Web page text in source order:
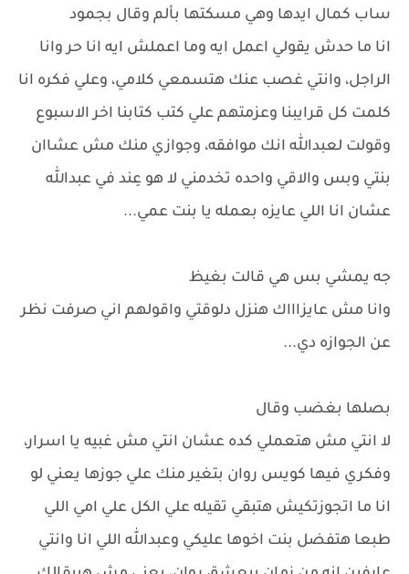
ساب كمال ايدها وهي مسكتها بألم وقال بجمود
انا ما حدش يقولي اعمل ايه وما اعملش ايه انا حر وانا
الراجل، وانتي غصب عنك هتسمعي كلامي، وعلي فكره انا
كلمت كل قرايبنا وعزمتهم علي كتب كتابنا اخر الاسبوع
وقولت لعبدالله انك موافقه، وجوازي منك مش عشاان
بنتي وبس والاقي واحده تخدمني لا هو عِند في عبدالله
عشان انا اللي عايزه بعمله يا بنت عمي...
جه يمشي بس هي قالت بغيظ
وانا مش عايزاااك هنزل دلوقتي واقولهم اني صرفت نظر
عن الجوازه دي...
بصلها بغضب وقال
لا انتي مش هتعملي كده عشان انتي مش غبيه يا اسرار،
وفكري فيها كويس روان بتغير منك علي جوزها يعني لو
انا ما اتجوزتكيش هتبقي تقيله علي الكل علي امي اللي
طبعا هتفضل بنت اخوها عليكي وعبدالله اللي انا وانتي